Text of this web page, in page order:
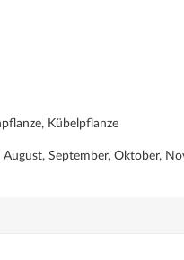
Kübelpflanze
August, September, Oktober,